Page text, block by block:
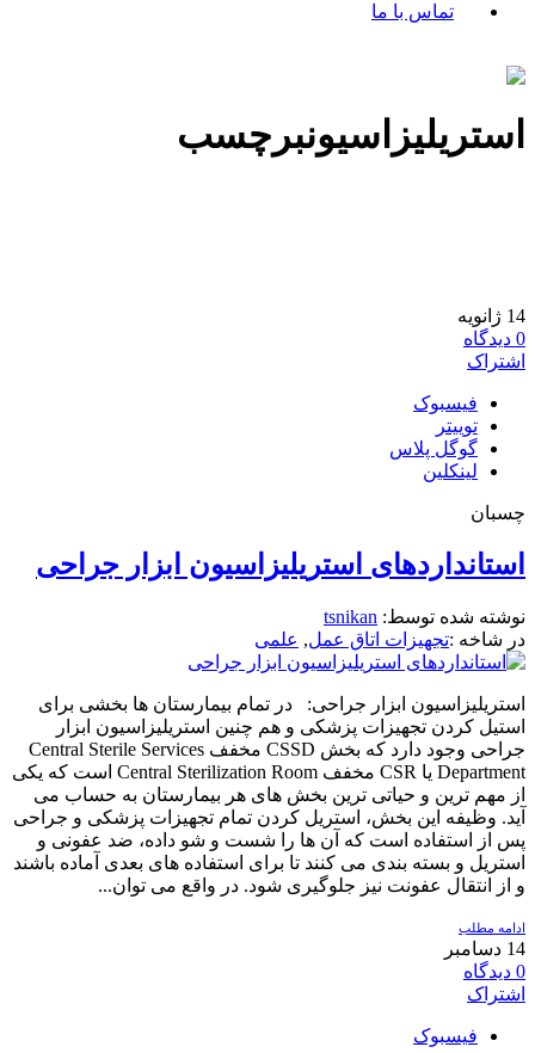
تماس با ما
استریلیزاسیونبرچسب
14 ژانویه
0 دیدگاه
اشتراک
فیسبوک
توییتر
گوگل پلاس
لینکلین
چسبان
استانداردهای استریلیزاسیون ابزار جراحی
نوشته شده توسط: tsnikan
در شاخه :تجهیزات اتاق عمل, علمی
استریلیزاسیون ابزار جراحی: در تمام بیمارستان ها بخشی برای
استیل کردن تجهیزات پزشکی و هم چنین استریلیزاسیون ابزار
جراحی وجود دارد که بخش CSSD مخفف Central Sterile Services
Department یا CSR مخفف Central Sterilization Room است که یکی
از مهم ترین و حیاتی ترین بخش های هر بیمارستان به حساب می
آید. وظیفه این بخش، استریل کردن تمام تجهیزات پزشکی و جراحی
پس از استفاده است که آن ها را شست و شو داده، ضد عفونی و
استریل و بسته بندی می کنند تا برای استفاده های بعدی آماده باشند
و از انتقال عفونت نیز جلوگیری شود. در واقع می توان...
ادامه مطلب
14 دسامبر
0 دیدگاه
اشتراک
فیسبوک